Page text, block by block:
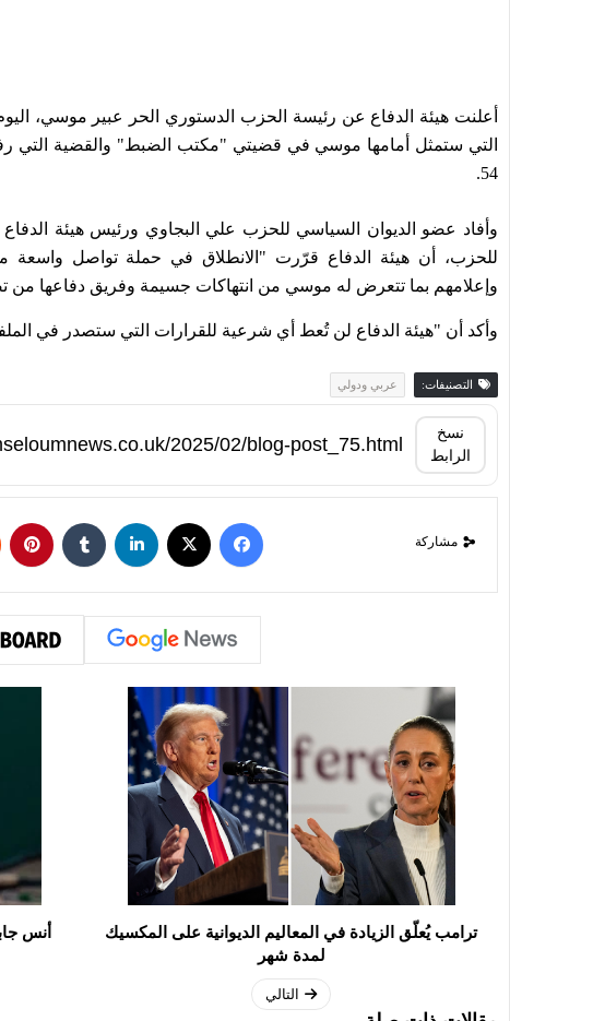
التي ستمثل أمامها موسي في قضيتي "مكتب الضبط" والقضية التي
54.
وأفاد عضو الديوان السياسي للحزب علي البجاوي ورئيس هيئة
للحزب، أن هيئة الدفاع قرّرت "الانطلاق في حملة تواصل واسعة
وإعلامهم بما تتعرض له موسي من انتهاكات جسيمة وفريق دفاعها من
وأكد أن "هيئة الدفاع لن تُعط أي شرعية للقرارات التي ستصدر في
التصنيفات: عربي ودولي
نسخ
الرابط
مشاركة
ترامب يُعلّق الزيادة في المعاليم الديوانية على المكسيك
لمدة شهر
التالي
أنس جابر